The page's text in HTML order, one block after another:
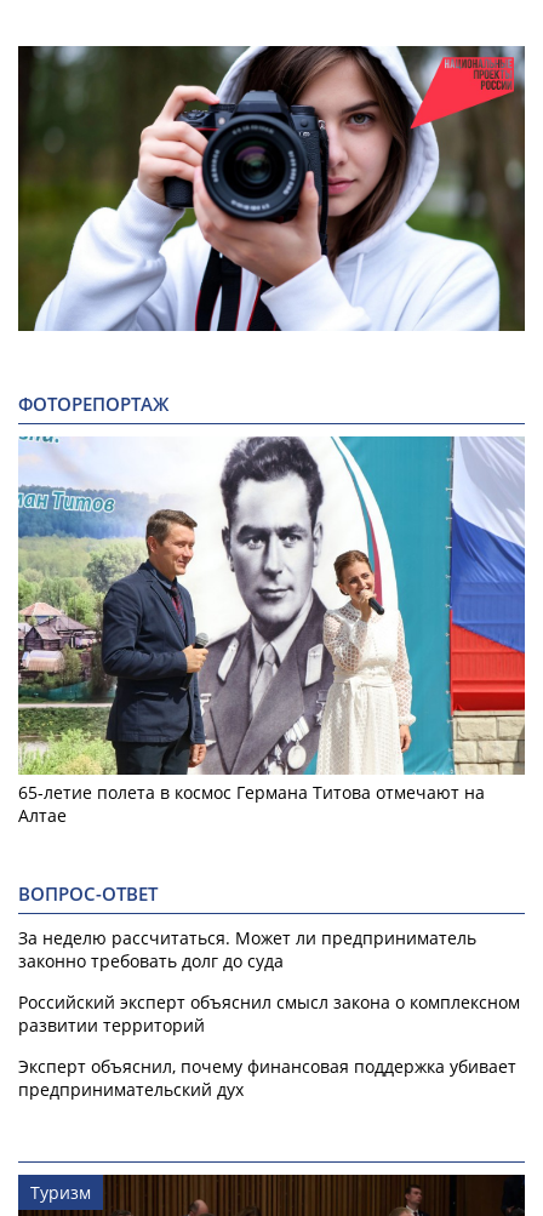
ФОТОРЕПОРТАЖ
65-летие полета в космос Германа Титова отмечают на
Алтае
ВОПРОС-ОТВЕТ
За неделю рассчитаться. Может ли предприниматель
законно требовать долг до суда
Российский эксперт объяснил смысл закона о комплексном
развитии территорий
Эксперт объяснил, почему финансовая поддержка убивает
предпринимательский дух
Туризм